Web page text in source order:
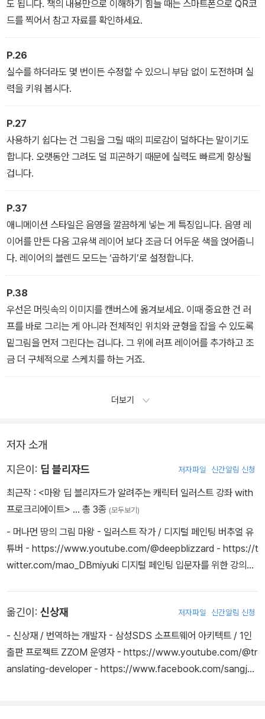
도 됩니다. 책의 내용만으로 이해하기 힘들 때는 스마트폰으로 QR코
드를 찍어서 참고 자료를 확인하세요.
P.26
실수를 하더라도 몇 번이든 수정할 수 있으니 부담 없이 도전하며 실
력을 키워 봅시다.
P.27
사용하기 쉽다는 건 그림을 그릴 때의 피로감이 덜하다는 말이기도
합니다. 오랫동안 그려도 덜 피곤하기 때문에 실력도 빠르게 향상될
겁니다.
P.37
애니메이션 스타일은 음영을 깔끔하게 넣는 게 특징입니다. 음영 레
이어를 만든 다음 고유색 레이어 보다 조금 더 어두운 색을 얹어줍니
다. 레이어의 블렌드 모드는 ‘곱하기’로 설정합니다.
P.38
우선은 머릿속의 이미지를 캔버스에 옮겨보세요. 이때 중요한 건 러
프를 바로 그리는 게 아니라 전체적인 위치와 균형을 잡을 수 있도록
밑그림을 먼저 그린다는 겁니다. 그 위에 러프 레이어를 추가하고 조
금 더 구체적으로 스케치를 하는 거죠.
더보기
저자 소개
지은이: 딥 블리자드 저자파일 신간알림 신청
최근작 : <마왕 딥 블리자드가 알려주는 캐릭터 일러스트 강좌 with
프로크리에이트> … 총 3종 (모두보기)
- 머나먼 땅의 그림 마왕 - 일러스트 작가 / 디지털 페인팅 버추얼 유
튜버 - https://www.youtube.com/@deepblizzard - https://t
witter.com/mao_DBmiyuki 디지털 페인팅 입문자를 위한 강의를
はじめる！iPadキャライラスト - Procreateを使った簡單＆
時短テクニック)』, 『캐릭터 일러스트 강좌 with 클립 스튜디오 페
인트(ディ-プブリザ-ドの超入門講座 - 初めてのCLIP STUDI
O PAINT PRO編)』, 『ディ-プブリザ-ドと學ぶ - たのしいアイ
옮긴이: 신상재 저자파일 신간알림 신청
- 신상재 / 번역하는 개발자 - 삼성SDS 소프트웨어 아키텍트 / 1인
출판 프로젝트 ZZOM 운영자 - https://www.youtube.com/@tr
anslating-developer - https://www.facebook.com/sangja